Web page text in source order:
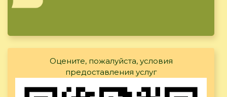
Оцените, пожалуйста, условия
предоставления услуг